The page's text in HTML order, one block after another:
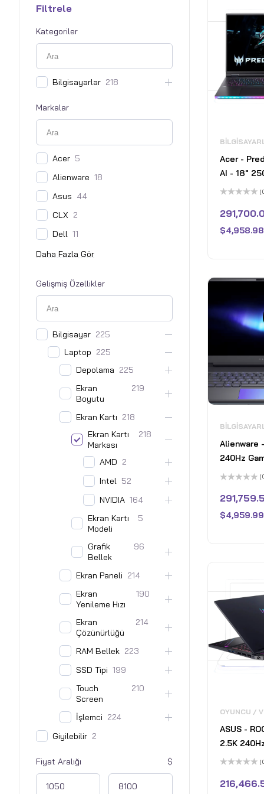
Filtrele
Kategoriler
Bilgisayarlar 218
Markalar
Acer 5
Alienware 18
Asus 44
CLX 2
Dell 11
Gelişmiş Özellikler
Bilgisayar 225
Laptop 225
Depolama 225
Ekran
Boyutu
219
Ekran Kartı 218
Ekran Kartı
Markası
218
AMD 2
Intel 52
NVIDIA 164
Ekran Kartı
Modeli
5
Grafik
Bellek
96
Ekran Paneli 214
Ekran
Yenileme Hızı
190
Ekran
Çözünürlüğü
214
RAM Bellek 223
SSD Tipi 199
Touch
Screen
210
İşlemci 224
Giyilebilir 2
Fiyat Aralığı
Acer -
AI - 18"
Laptop -
NVIDIA
5080 –
üzerinden
0
aldı
$
Alienware
240Hz
WQXGA -
Memory -
GeForce
üzerinden
0
aldı
$
OYUNCU /
ASUS -
2.5K
Laptop -
RAM -
üzerinden
0